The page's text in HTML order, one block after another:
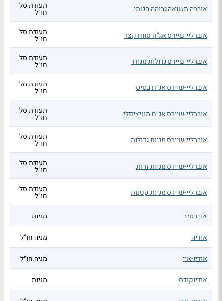
אוברה תשואה גבוהה הגנתי תעודת סל
חו"ל
אוברליי שיירס אג"ח טווח קצר תעודת סל
חו"ל
אוברליי שיירס גדולות מגודר תעודת סל
חו"ל
אוברליי-שיירס אג"ח בסיס תעודת סל
חו"ל
אוברליי-שיירס אג"ח מוניציפלי תעודת סל
חו"ל
אוברליי-שיירס מניות גדולות תעודת סל
חו"ל
אוברליי-שיירס מניות זרות תעודת סל
חו"ל
אוברליי-שיירס מניות קטנות תעודת סל
חו"ל
אוברסיז
מניות
אודיה מניה חו"ל
אודיו-איי מניה חו"ל
אודיוקודס מניות